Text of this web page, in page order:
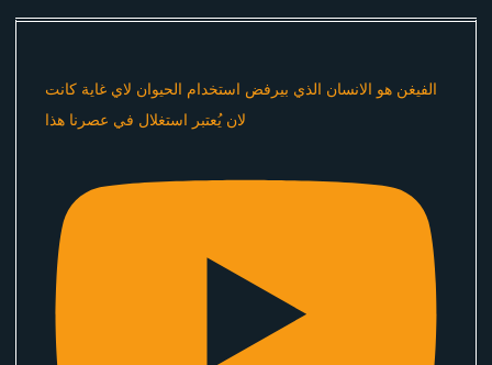
الفيغن هو الانسان الذي بيرفض استخدام الحيوان لاي غاية كانت